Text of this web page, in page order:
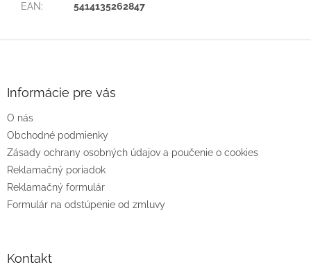
EAN: 5414135262847
e
Informácie pre vás
O nás
Obchodné podmienky
Zásady ochrany osobných údajov a poučenie o cookies
Reklamačný poriadok
Reklamačný formulár
Formulár na odstúpenie od zmluvy
Kontakt